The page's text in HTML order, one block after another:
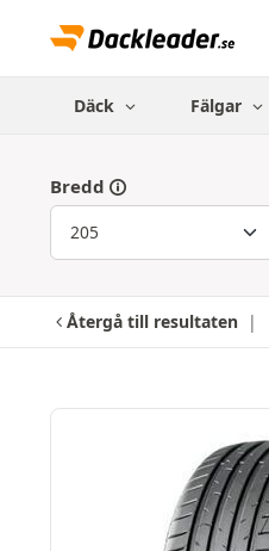
Däck Fälgar
Bredd
Återgå till resultaten